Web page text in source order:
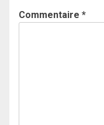
Commentaire *